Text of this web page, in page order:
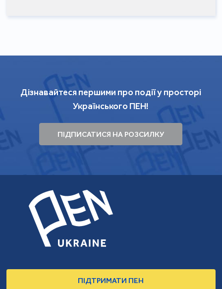
Дізнавайтеся першими про події у просторі
Українського ПЕН!
ПІДПИСАТИСЯ НА РОЗСИЛКУ
ПІДТРИМАТИ ПЕН